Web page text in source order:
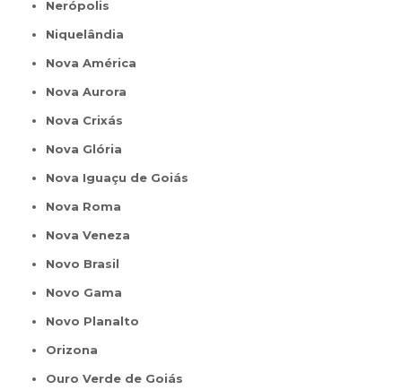
Nerópolis
Niquelândia
Nova América
Nova Aurora
Nova Crixás
Nova Glória
Nova Iguaçu de Goiás
Nova Roma
Nova Veneza
Novo Brasil
Novo Gama
Novo Planalto
Orizona
Ouro Verde de Goiás